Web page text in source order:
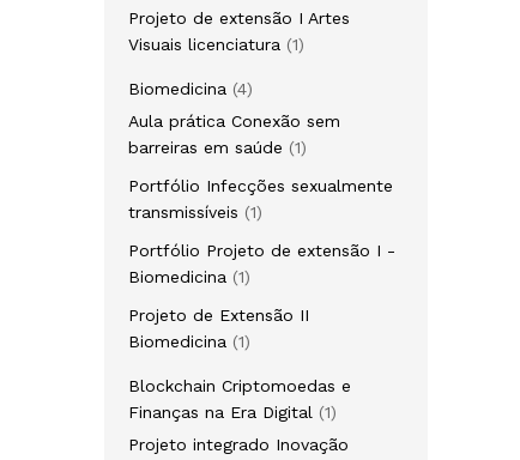
produto
Projeto de extensão I Artes
Visuais licenciatura
11
Biomedicina
44
produtos
Aula prática Conexão sem
barreiras em saúde
11
Portfólio Infecções sexualmente
transmissíveis
11
Portfólio Projeto de extensão I -
Biomedicina
11
Projeto de Extensão II
Biomedicina
11
Blockchain Criptomoedas e
Finanças na Era Digital
11
produto
Projeto integrado Inovação